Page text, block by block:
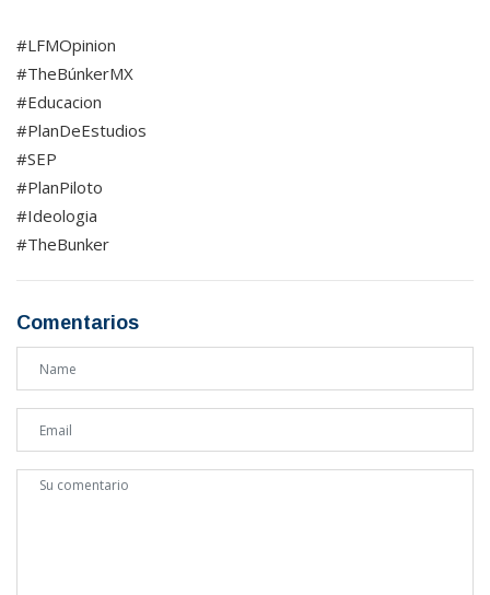
#LFMOpinion
#TheBúnkerMX
#Educacion
#PlanDeEstudios
#SEP
#PlanPiloto
#Ideologia
#TheBunker
Comentarios